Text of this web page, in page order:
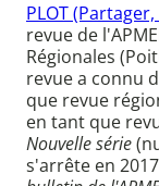
PLOT
revue de
Régionales
revue a connu
que revue
en tant que
Nouvelle série
s'arrête en